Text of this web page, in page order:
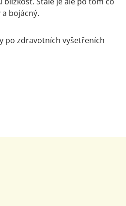
bojácný.
po zdravotních vyšetřeních